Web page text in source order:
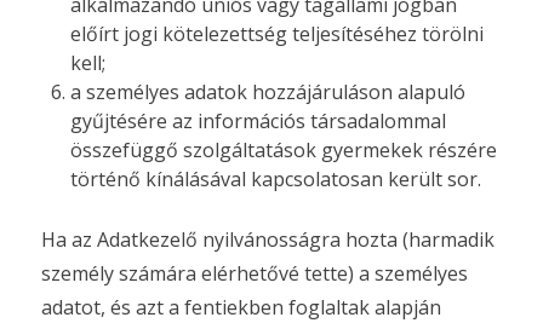
előírt jogi kötelezettség teljesítéséhez törölni
kell;
a személyes adatok hozzájáruláson alapuló
gyűjtésére az információs társadalommal
összefüggő szolgáltatások gyermekek részére
történő kínálásával kapcsolatosan került sor.
Ha az Adatkezelő nyilvánosságra hozta (harmadik
személy számára elérhetővé tette) a személyes
adatot, és azt a fentiekben foglaltak alapján